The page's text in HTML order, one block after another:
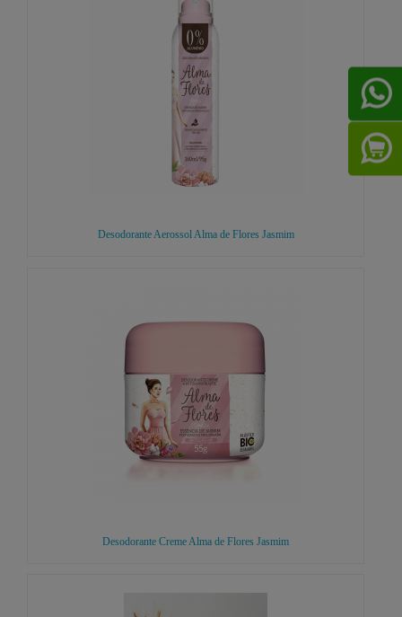
Desodorante Aerossol Alma de Flores Jasmim
Desodorante Creme Alma de Flores Jasmim